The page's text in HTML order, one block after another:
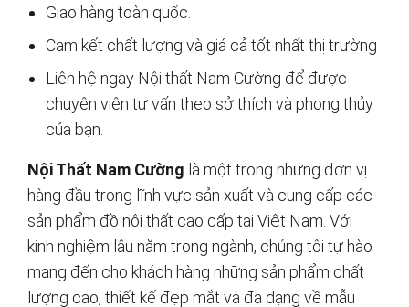
Giao hàng toàn quốc.
Cam kết chất lượng và giá cả tốt nhất thị trường
Liên hệ ngay Nội thất Nam Cường để được
chuyên viên tư vấn theo sở thích và phong thủy
của bạn.
Nội Thất Nam Cường là một trong những đơn vị
hàng đầu trong lĩnh vực sản xuất và cung cấp các
sản phẩm đồ nội thất cao cấp tại Việt Nam. Với
kinh nghiệm lâu năm trong ngành, chúng tôi tự hào
mang đến cho khách hàng những sản phẩm chất
lượng cao, thiết kế đẹp mắt và đa dạng về mẫu